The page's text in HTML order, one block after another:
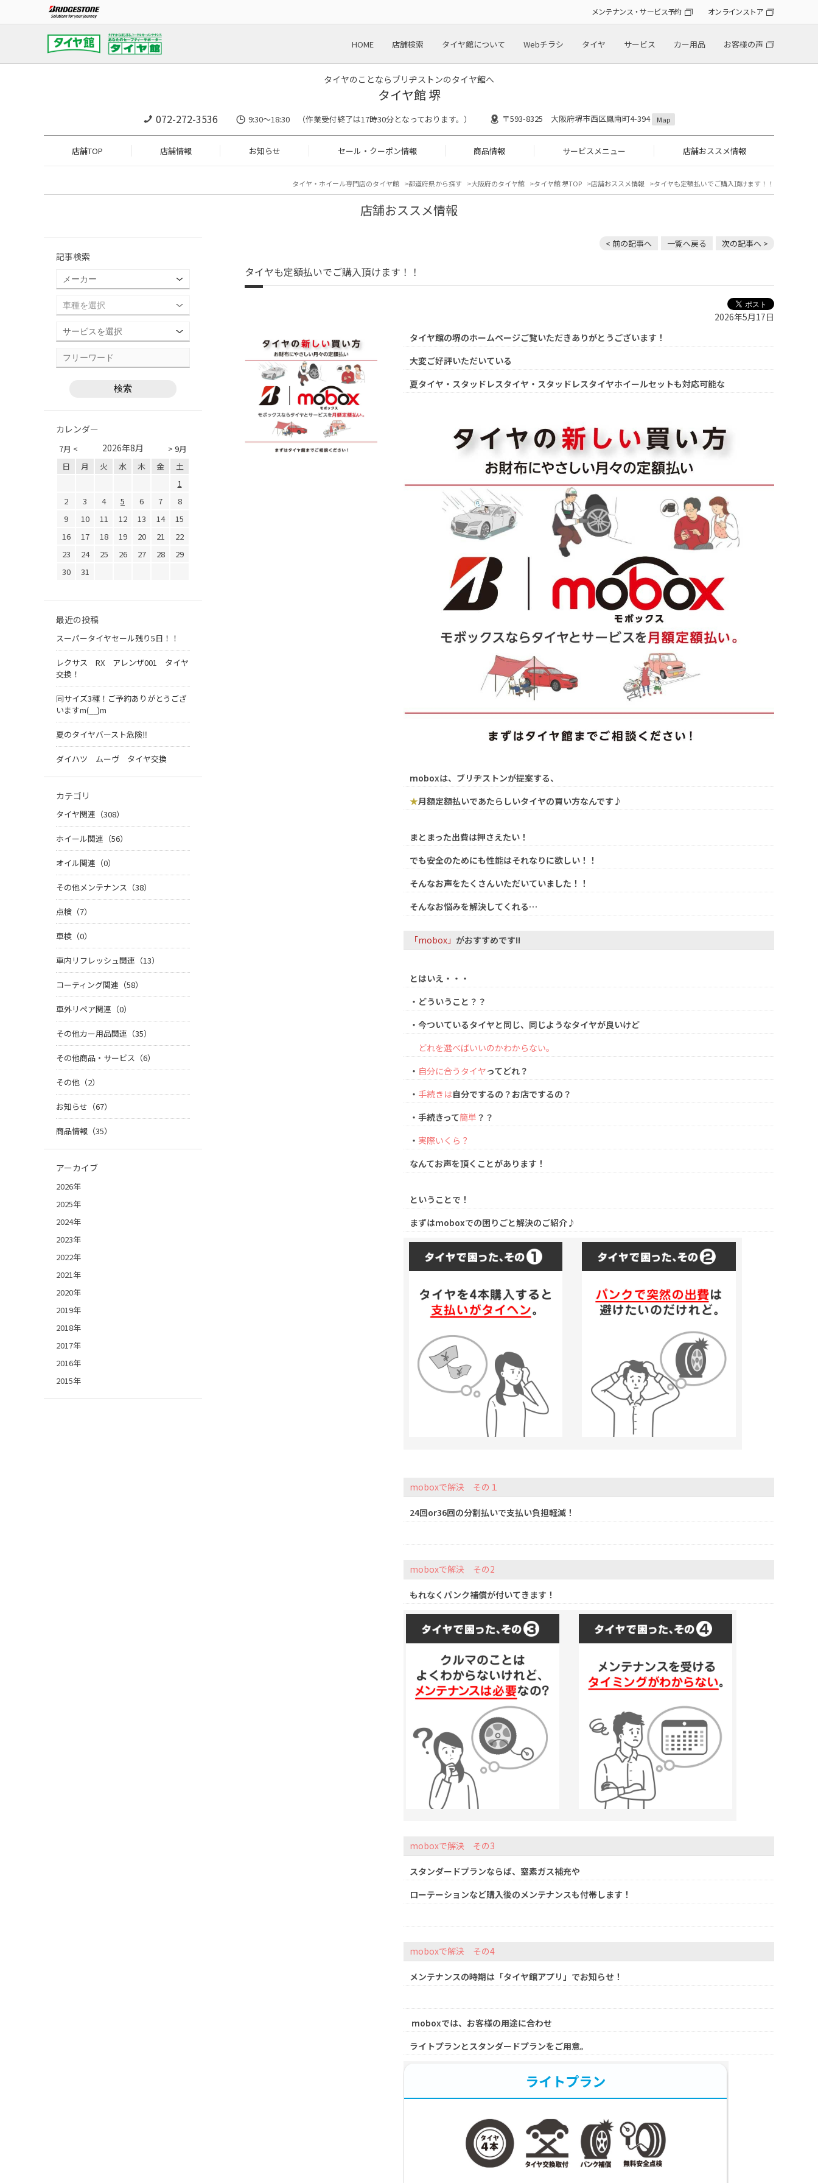
メンテナンス・サービス予約 オンラインストア
HOME 店舗検索 タイヤ館について Webチラシ タイヤ サービス カー用品 お客様の声
タイヤのことならブリヂストンのタイヤ館へ
タイヤ館 堺
072-272-3536 9:30〜18:30 （作業受付終了は17時30分となっております。） 〒593-8325 大阪府堺市西区鳳南町4-394 Map
店舗TOP 店舗情報 お知らせ セール・クーポン情報 商品情報 サービスメニュー 店舗おススメ情報
タイヤ・ホイール専門店のタイヤ館 都道府県から探す 大阪府のタイヤ館 タイヤ館 堺TOP 店舗おススメ情報 タイヤも定額払いでご購入頂けます！！
店舗おススメ情報
< 前の記事へ 一覧へ戻る 次の記事へ >
タイヤも定額払いでご購入頂けます！！
2026年5月17日
タイヤ館の堺のホームページご覧いただきありがとうございます！
大変ご好評いただいている
夏タイヤ・スタッドレスタイヤ・スタッドレスタイヤホイールセットも対応可能な
moboxは、ブリヂストンが提案する、
★月額定額払いであたらしいタイヤの買い方なんです♪
まとまった出費は押さえたい！
でも安全のためにも性能はそれなりに欲しい！！
そんなお声をたくさんいただいていました！！
そんなお悩みを解決してくれる…
「mobox」 がおすすめです!!
とはいえ・・・
・どういうこと？？
・今ついているタイヤと同じ、同じようなタイヤが良いけど
どれを選べばいいのかわからない。
・ 自分に合うタイヤってどれ？
・ 手続きは自分でするの？お店でするの？
・手続きって簡単 ？？
・ 実際いくら？
なんてお声を頂くことがあります！
ということで！
まずはmoboxでの困りごと解決のご紹介♪
moboxで解決 その１
24回or36回の分割払いで支払い負担軽減！
moboxで解決 その2
もれなくパンク補償が付いてきます！
moboxで解決 その3
スタンダードプランならば、窒素ガス補充や
ローテーションなど購入後のメンテナンスも付帯します！
moboxで解決 その4
メンテナンスの時期は「タイヤ館アプリ」でお知らせ！
moboxでは、お客様の用途に合わせ
ライトプランとスタンダードプランをご用意。
記事検索
カレンダー
7月 < > 9月
2026年8月
日 月 火 水 木 金
土
1
2
3 4 5 6 7
8
9
10 11 12 13 14
15
16
17 18 19 20 21
22
23
24 25 26 27 28
29
30
31
最近の投稿
スーパータイヤセール残り5日！！
レクサス RX アレンザ001 タイヤ
交換！
同サイズ3種！ご予約ありがとうござ
いますm(__)m
夏のタイヤバースト危険‼
ダイハツ ムーヴ タイヤ交換
カテゴリ
タイヤ関連（308）
ホイール関連（56）
オイル関連（0）
その他メンテナンス（38）
点検（7）
車検（0）
車内リフレッシュ関連（13）
コーティング関連（58）
車外リペア関連（0）
その他カー用品関連（35）
その他商品・サービス（6）
その他（2）
お知らせ（67）
商品情報（35）
アーカイブ
2026年
2025年
2024年
2023年
2022年
2021年
2020年
2019年
2018年
2017年
2016年
2015年